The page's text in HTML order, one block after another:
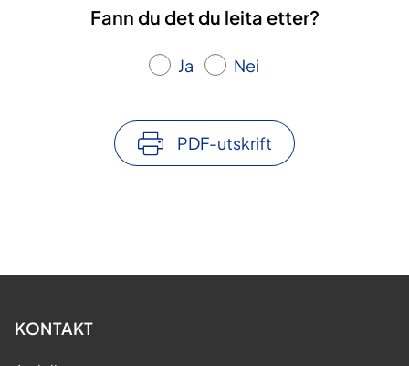
Fann du det du leita etter?
Ja Nei
PDF-utskrift
KONTAKT